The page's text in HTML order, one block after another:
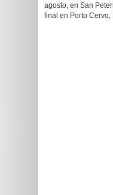
agosto, en San
final en Porto